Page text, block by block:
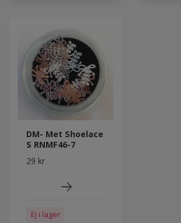
DM- Met Shoelace
S RNMF46-7
29 kr
Ej i lager